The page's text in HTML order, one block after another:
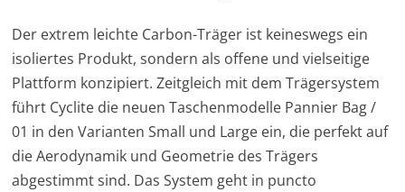
Der extrem leichte Carbon-Träger ist keineswegs ein
isoliertes Produkt, sondern als offene und vielseitige
Plattform konzipiert. Zeitgleich mit dem Trägersystem
führt Cyclite die neuen Taschenmodelle Pannier Bag /
01 in den Varianten Small und Large ein, die perfekt auf
die Aerodynamik und Geometrie des Trägers
abgestimmt sind. Das System geht in puncto